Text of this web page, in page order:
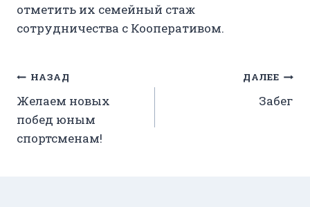
отметить их семейный стаж
сотрудничества с Кооперативом.
Навигация
по
записям
НАЗАД
Желаем новых
побед юным
спортсменам!
ДАЛЕЕ
Забег